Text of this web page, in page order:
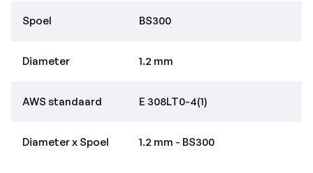
Spoel BS300
Diameter 1.2 mm
AWS standaard E 308LT0-4(1)
Diameter x Spoel 1.2 mm - BS300